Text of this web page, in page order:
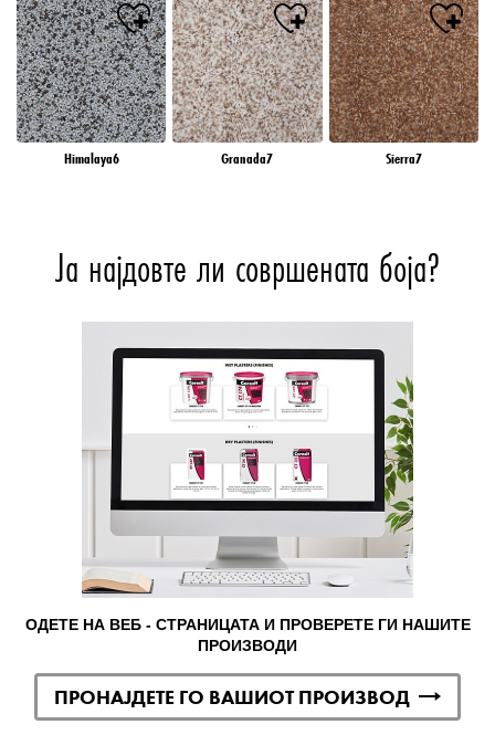
Himalaya6 Granada7 Sierra7
Ја најдовте ли совршената боја?
ОДЕТЕ НА ВЕБ - СТРАНИЦАТА И ПРОВЕРЕТЕ ГИ НАШИТЕ
ПРОИЗВОДИ
ПРОНАЈДЕТЕ ГО ВАШИОТ ПРОИЗВОД